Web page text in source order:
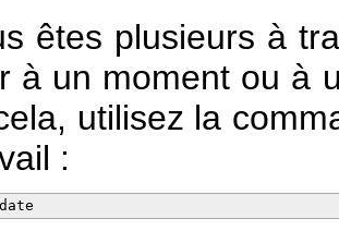
êtes plusieurs à
à un moment ou à
utilisez la
: